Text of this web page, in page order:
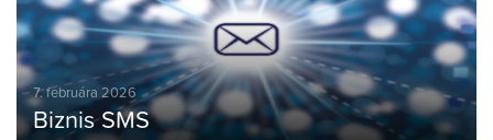
7. februára 2026
Biznis SMS